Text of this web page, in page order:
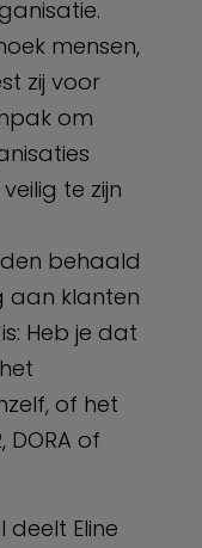
mensen,
zij voor
om
te zijn
behaald
aan klanten
Heb je dat
of het
DORA of
deelt Eline